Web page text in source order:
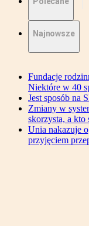
Najnowsze
Fundacje
Niektóre w 40
Jest sposób na
Zmiany w
skorzysta, a kto
Unia nakazuje
przyjęciem